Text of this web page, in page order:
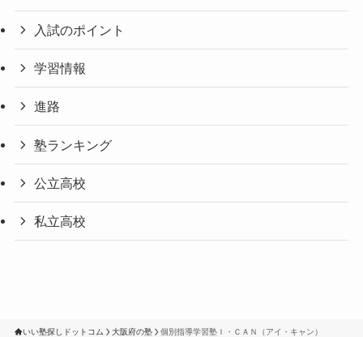
入試のポイント
学習情報
進路
塾ランキング
公立高校
私立高校
いい塾探しドットコム 大阪府の塾 個別指導学習塾Ｉ・ＣＡＮ（アイ・キャン）